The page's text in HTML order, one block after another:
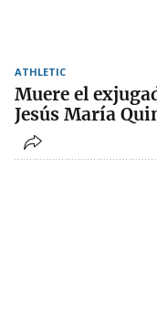
ATHLETIC
Muere el
Jesús María